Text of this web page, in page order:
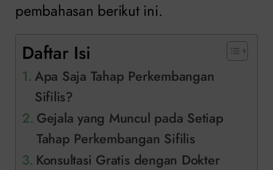
pembahasan berikut ini.
Daftar Isi
Apa Saja Tahap Perkembangan
Sifilis?
Gejala yang Muncul pada Setiap
Tahap Perkembangan Sifilis
Konsultasi Gratis dengan Dokter